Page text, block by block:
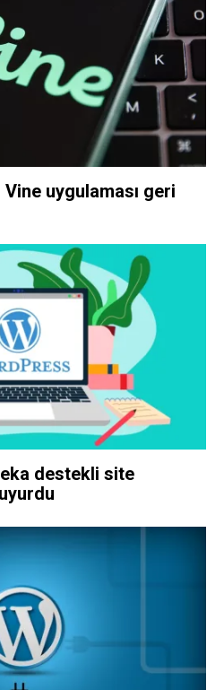
uygulaması geri
destekli site